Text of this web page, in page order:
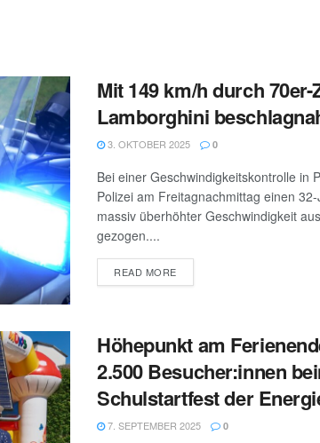
Mit 149 km/h durch 70er-
Lamborghini
3. OKTOBER 2025 0
Bei einer Geschwindigkeitskontrolle in
Polizei am Freitagnachmittag einen
massiv überhöhter Geschwindigkeit
gezogen....
READ MOREDETAILS
Höhepunkt am
2.500 Besucher:innen
Schulstartfest der
7. SEPTEMBER 2025 0